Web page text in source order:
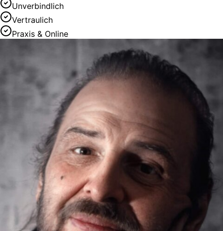
Unverbindlich
Vertraulich
Praxis & Online